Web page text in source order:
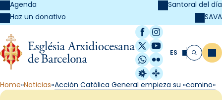
Agenda
Haz un donativo
Santoral del día
SAVA
Facebook
Instagram
X / Twitter
YouTube
WhatsApp
Flickr
Radio Estel
Catalunya
ES Buscar
Home Noticias Acción Católica General empieza su «camino»